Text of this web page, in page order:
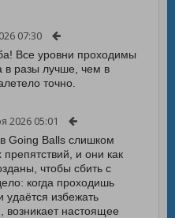
07:30
Все уровни проходимы
в разы лучше, чем в
точно.
2026 05:01
Going Balls слишком
и они как
чтобы сбить с
когда проходишь
удаётся избежать
возникает настоящее